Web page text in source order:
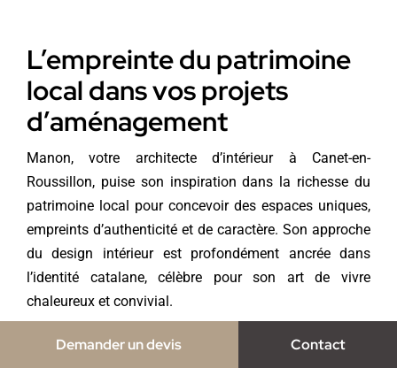
Demander un devis Contact
L’empreinte du patrimoine
local dans vos projets
d’aménagement
Manon, votre architecte d’intérieur à Canet-en-
Roussillon, puise son inspiration dans la richesse du
patrimoine local pour concevoir des espaces uniques,
empreints d’authenticité et de caractère. Son approche
du design intérieur est profondément ancrée dans
l’identité catalane, célèbre pour son art de vivre
chaleureux et convivial.
En savoir plus